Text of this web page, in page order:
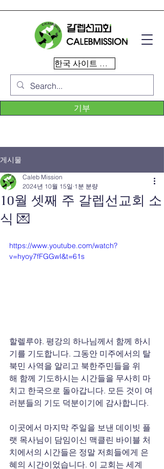
한국 사이트 이동
기부
게시물
10월 셋째 주 갈렙선교회 소
식 💌
Caleb Mission
2024년 10월 15일 1분 분량
https://www.youtube.com/watch?
v=hyoy7fFGGwI&t=61s
할렐루야. 평강의 하나님께서 함께 하시
기를 기도합니다. 그동안 미주에서의 탈
북민 사역을 알리고 북한주민들을 위
해 함께 기도하시는 시간들을 무사히 마
치고 한국으로 돌아갑니다. 모든 것이 여
러분들의 기도 덕분이기에 감사합니다.
이곳에서 마지막 주일을 보낸 데이빗 플
랫 목사님이 담임이신 맥클린 바이블 처
치에서의 시간들은 정말 저희들에게 은
혜의 시간이었습니다. 이 교회는 세계